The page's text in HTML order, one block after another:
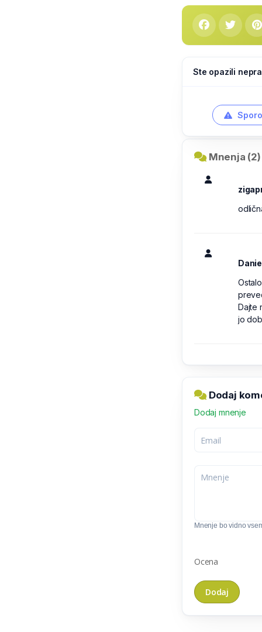
Ste opazili
Mnenja (2)
Dajte
jo
Dodaj
Dodaj mnenje
Mnenje bo vidno
Ocena